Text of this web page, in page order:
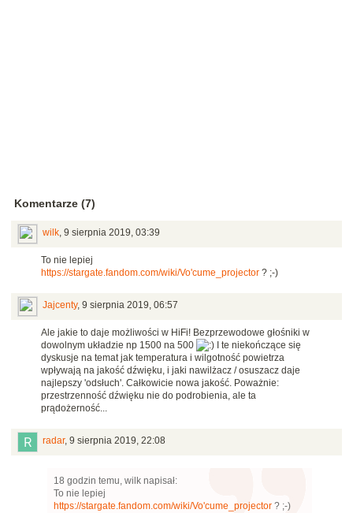
Komentarze (7)
wilk, 9 sierpnia 2019, 03:39
To nie lepiej
https://stargate.fandom.com/wiki/Vo'cume_projector ? ;-)
Jajcenty, 9 sierpnia 2019, 06:57
Ale jakie to daje możliwości w HiFi! Bezprzewodowe głośniki w
dowolnym układzie np 1500 na 500
I te niekończące się
dyskusje na temat jak temperatura i wilgotność powietrza
wpływają na jakość dźwięku, i jaki nawilżacz / osuszacz daje
najlepszy 'odsłuch'. Całkowicie nowa jakość. Poważnie:
przestrzenność dźwięku nie do podrobienia, ale ta
prądożerność...
radar, 9 sierpnia 2019, 22:08
18 godzin temu, wilk napisał:
To nie lepiej
https://stargate.fandom.com/wiki/Vo'cume_projector ? ;-)